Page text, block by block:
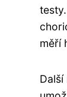
měří